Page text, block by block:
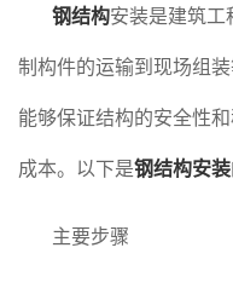
钢结构安装是建筑
制构件的运输到现场组
能够保证结构的安全性
成本。以下是钢结构安装
主要步骤